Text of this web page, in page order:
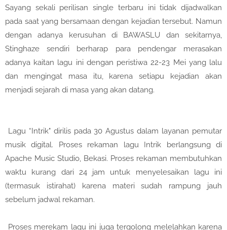
Sayang sekali perilisan single terbaru ini tidak dijadwalkan
pada saat yang bersamaan dengan kejadian tersebut. Namun
dengan adanya kerusuhan di BAWASLU dan sekitarnya,
Stinghaze sendiri berharap para pendengar merasakan
adanya kaitan lagu ini dengan peristiwa 22-23 Mei yang lalu
dan mengingat masa itu, karena setiapu kejadian akan
menjadi sejarah di masa yang akan datang.
Lagu “Intrik" dirilis pada 30 Agustus dalam layanan pemutar
musik digital. Proses rekaman lagu Intrik berlangsung di
Apache Music Studio, Bekasi. Proses rekaman membutuhkan
waktu kurang dari 24 jam untuk menyelesaikan lagu ini
(termasuk istirahat) karena materi sudah rampung jauh
sebelum jadwal rekaman.
Proses merekam lagu ini juga tergolong melelahkan karena